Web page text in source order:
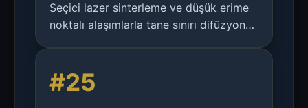
Seçici lazer sinterleme ve düşük erime
noktalı alaşımlarla tane sınırı difüzyonu
artırımının analizi.
#25